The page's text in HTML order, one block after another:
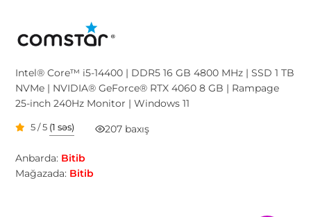
Intel® Core™ i5-14400 | DDR5 16 GB 4800 MHz | SSD 1 TB
NVMe | NVIDIA® GeForce® RTX 4060 8 GB | Rampage
25-inch 240Hz Monitor | Windows 11
5 / 5 (1 səs) 207 baxış
Anbarda: Bitib
Mağazada: Bitib